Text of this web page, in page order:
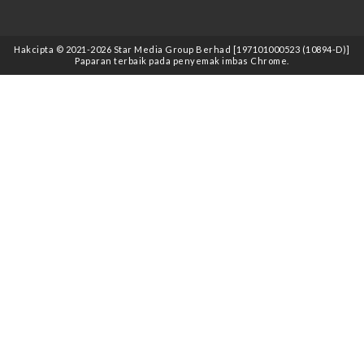
Hakcipta © 2021 -2026 Star Media Group Berhad [197101000523 (10894-D)]
Paparan terbaik pada penyemak imbas Chrome.